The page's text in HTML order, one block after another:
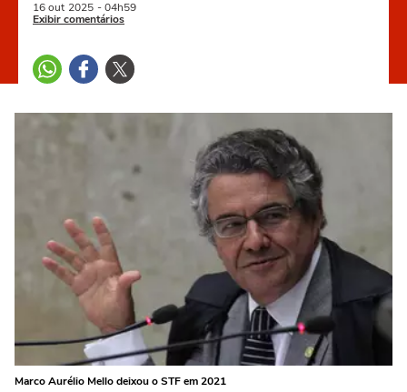
16 out 2025 - 04h59
Exibir comentários
Marco Aurélio Mello deixou o STF em 2021